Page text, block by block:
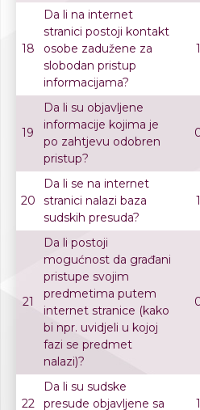
18
Da li na internet
stranici postoji kontakt
osobe zadužene za
slobodan pristup
informacijama?
1
19
Da li su objavljene
informacije kojima je
po zahtjevu odobren
pristup?
20
Da li se na internet
stranici nalazi baza
sudskih presuda?
1
21
Da li postoji
mogućnost da građani
pristupe svojim
predmetima putem
internet stranice (kako
bi npr. uvidjeli u kojoj
fazi se predmet
nalazi)?
22
Da li su sudske
presude objavljene sa
1